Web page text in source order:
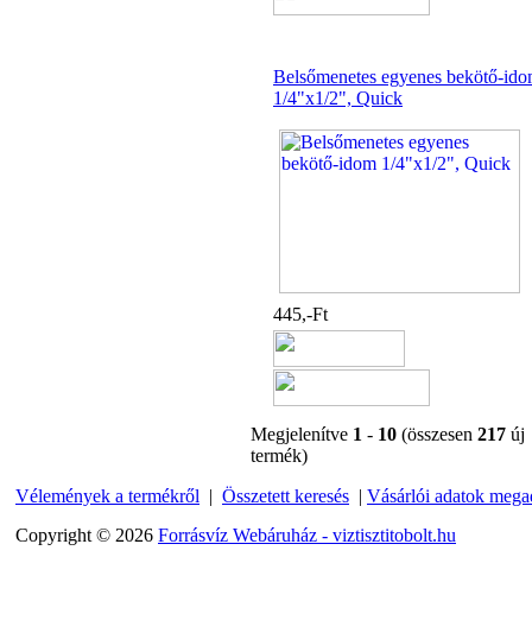
320,-Ft
Belsőmenetes egyenes bekötő-
1/4"x1/2", Quick
445,-Ft
Megjelenítve 1 - 10 (összesen 217 új
termék)
Vélemények a termékről | Összetett keresés | Vásárlói adatok
Copyright © 2026 Forrásvíz Webáruház - viztisztitobolt.hu